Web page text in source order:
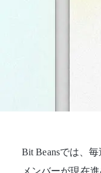
Bit Beansでは、